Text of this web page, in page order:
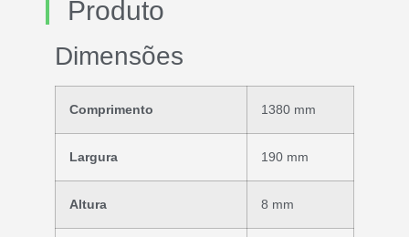
Produto
Dimensões
Comprimento 1380 mm
Largura 190 mm
Altura 8 mm